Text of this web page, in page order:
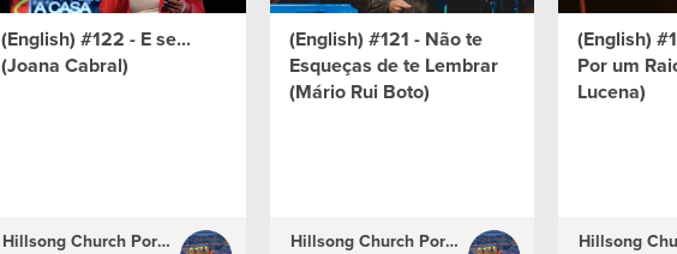
(English) #122 - E se...
(Joana Cabral)
Hillsong Church Portugal
(English) #121 - Não te
Esqueças de te Lembrar
(Mário Rui Boto)
Hillsong Church Portugal
(English)
Por um
Lucena)